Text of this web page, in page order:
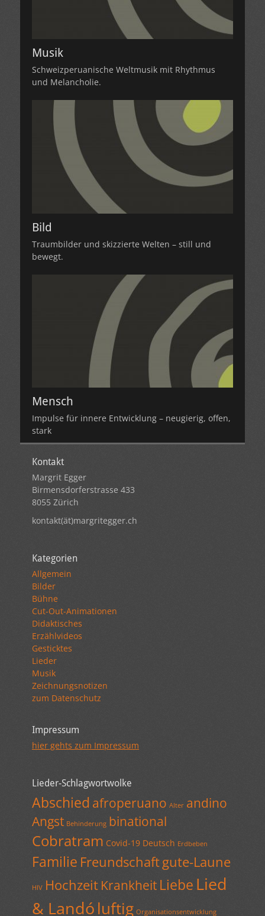
Musik
Schweizperuanische Weltmusik mit Rhythmus
und Melancholie.
Bild
Traumbilder und skizzierte Welten – still und
bewegt.
Mensch
Impulse für innere Entwicklung – neugierig, offen,
stark
Kontakt
Margrit Egger
Birmensdorferstrasse 433
8055 Zürich
kontakt(ät)margritegger.ch
Kategorien
Allgemein
Bilder
Bühne
Cut-Out-Animationen
Didaktisches
Erzählvideos
Gesticktes
Lieder
Musik
Zeichnungsnotizen
zum Datenschutz
Impressum
hier gehts zum Impressum
Lieder-Schlagwortwolke
Abschied afroperuano Alter andino
Angst Behinderung binational
Cobratram Covid-19 Deutsch Erdbeben
Familie Freundschaftgute-Laune
HIV Hochzeit Krankheit Liebe Lied
& Landóluftig Organisationsentwicklung